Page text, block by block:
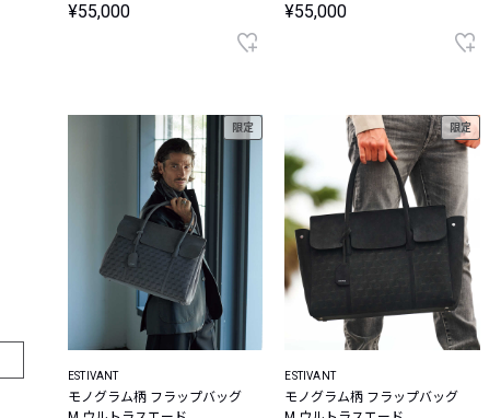
¥55,000 ¥55,000
限定
ESTIVANT
モノグラム柄 フラップバッグ
限定
ESTIVANT
モノグラム柄 フラップバッグ